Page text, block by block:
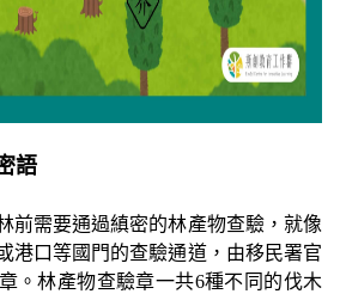
語
前需要通過縝密的林產物查驗，就像
港口等國門的查驗通道，由移民署官
。林產物查驗章一共6種不同的伐木